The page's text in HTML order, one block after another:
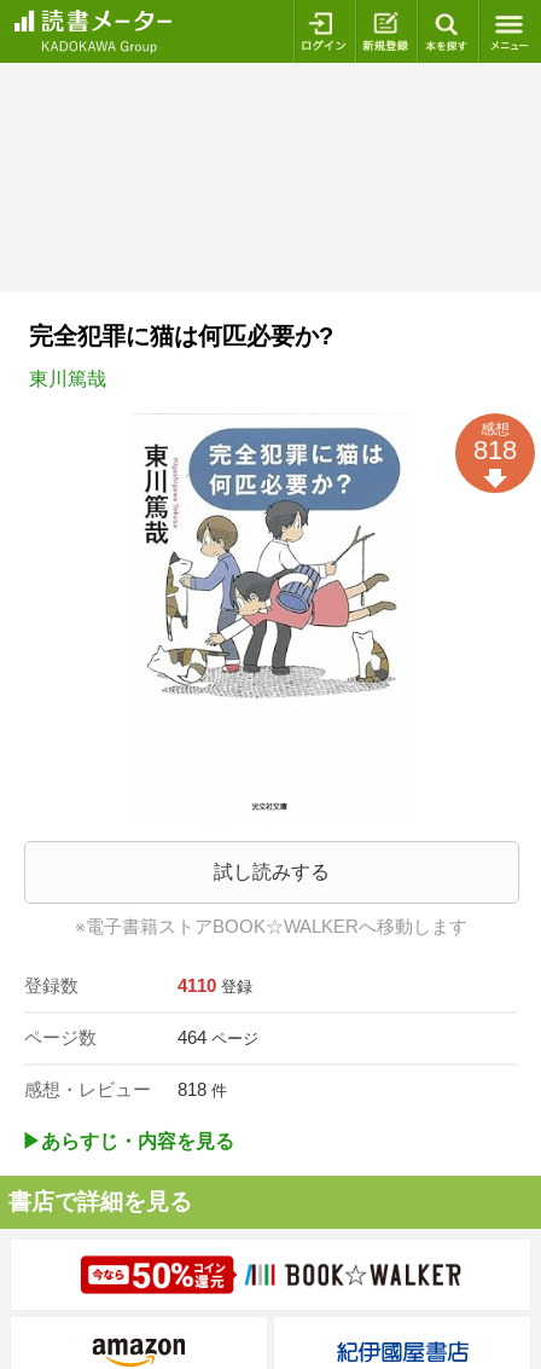
ログイン 新規登録
完全犯罪に猫は何匹必要か?
東川篤哉
試し読みする
※電子書籍ストアBOOK☆WALKERへ移動します
登録数 4110 登録
ページ数 464 ページ
感想・レビュー 818 件
感想
818
▶︎あらすじ・内容を見る
書店で詳細を見る